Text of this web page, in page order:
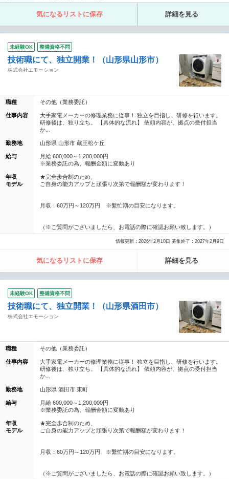
気になるリストに保存 詳細を見る
未経験OK 整備資格不問
技術職にて、独立開業！（山形県山形市）
株式会社エモーション
職種 その他（業務委託）
仕事内容
大手家電メーカーの修理業務に従事！ 独立を目指し、研修を行います。
研修後は、独り立ち。 【具体的な流れ】 依頼内容が、拠点の受付担当
か...
勤務地 山形県 山形市 蔵王松ケ丘
給与
月給 600,000～1,200,000円
※業務委託の為、報酬金額に変動あり
年収
モデル
★完全歩合制のため、
ご自身の能力アップと頑張り次第で報酬額が変わります！
月収：60万円～120万円 ※繫忙期の目安になります。
（※ご質問がございましたら、お電話の際に確認お願い致します。）
情報更新：2026年2月10日 募集終了：2027年2月9日
気になるリストに保存 詳細を見る
未経験OK 整備資格不問
技術職にて、独立開業！（山形県酒田市）
株式会社エモーション
職種 その他（業務委託）
仕事内容
大手家電メーカーの修理業務に従事！ 独立を目指し、研修を行います。
研修後は、独り立ち。 【具体的な流れ】 依頼内容が、拠点の受付担当
か...
勤務地 山形県 酒田市 東町
給与
月給 600,000～1,200,000円
※業務委託の為、報酬金額に変動あり
年収
モデル
★完全歩合制のため、
ご自身の能力アップと頑張り次第で報酬額が変わります！
月収：60万円～120万円 ※繫忙期の目安になります。
（※ご質問がございましたら、お電話の際に確認お願い致します。）